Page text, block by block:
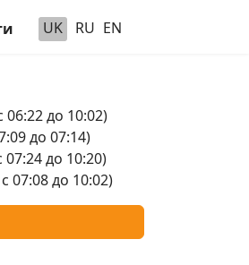
UK RU EN
до 10:02)
до 07:14)
до 10:20)
07:08 до 10:02)